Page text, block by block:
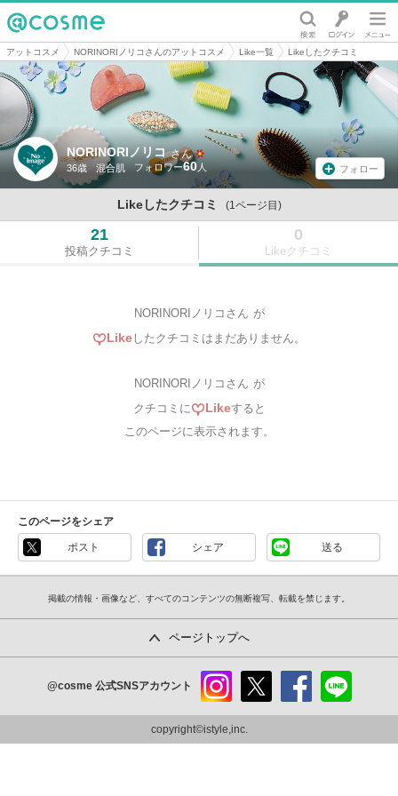
@cosme
アットコスメ NORINORIノリコさんのアットコスメ Like一覧 Likeしたクチコミ
NORINORIノリコ さん
36歳 混合肌 60 フォロー
Likeしたクチコミ (1ページ目)
21
投稿クチコミ
0
Likeクチコミ
NORINORIノリコさん が
Like したクチコミはまだありません。
NORINORIノリコさん が
クチコミに
Likeすると
このページに表示されます。
このページをシェア
ポスト シェア 送る
掲載の情報・画像など、すべてのコンテンツの無断複写、転載を禁じます。
ページトップへ
@cosme 公式SNSアカウント
ram
copyright©istyle,inc.